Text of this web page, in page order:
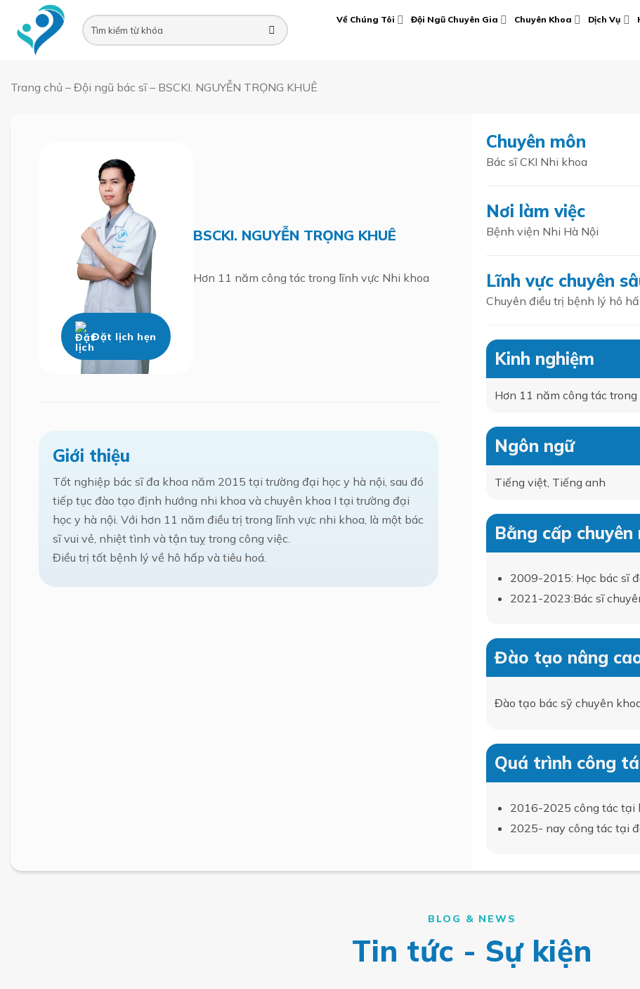
content
Về Chúng Tôi Đội Ngũ Chuyên Gia Chuyên Khoa Dịch Vụ
Trang chủ – Đội ngũ bác sĩ– BSCKI. NGUYỄN TRỌNG KHUÊ
Đặt lịch hẹn
BSCKI. NGUYỄN TRỌNG KHUÊ
Hơn 11 năm công tác trong lĩnh vực Nhi khoa
Giới thiệu
Tốt nghiệp bác sĩ đa khoa năm 2015 tại trường đại học y hà nội, sau đó
tiếp tục đào tạo định hướng nhi khoa và chuyên khoa I tại trường đại
học y hà nội. Với hơn 11 năm điều trị trong lĩnh vực nhi khoa, là một bác
sĩ vui vẻ, nhiệt tình và tận tuỵ trong công việc.
Điều trị tốt bệnh lý về hô hấp và tiêu hoá.
Chuyên môn
Bác sĩ CKI Nhi khoa
Nơi làm việc
Bệnh viện Nhi Hà Nội
Lĩnh vực chuyên
Chuyên điều trị bệnh lý hô
Kinh nghiệm
Hơn 11 năm công tác
Ngôn ngữ
Tiếng việt, Tiếng anh
Bằng cấp chuyên
2009-2015: Học bác sĩ
2021-2023:Bác sĩ
Đào tạo nâng
Đào tạo bác sỹ chuyên
Quá trình công
2016-2025 công tác tại
2025- nay công tác tại
BLOG & NEWS
Tin tức - Sự kiện